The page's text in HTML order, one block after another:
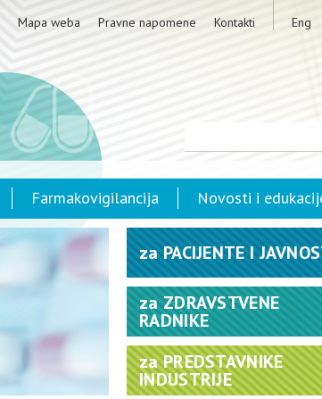
Mapa weba Pravne napomene Kontakti Eng
Farmakovigilancija Novosti i
za PACIJENTE I
za ZDRAVSTVENE
RADNIKE
zaPREDSTAVNIKE
INDUSTRIJE